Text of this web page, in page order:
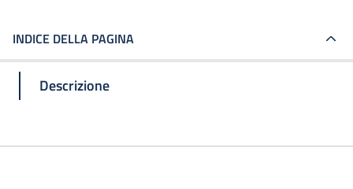
INDICE DELLA PAGINA
Descrizione